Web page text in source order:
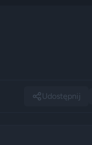
Udostępnij